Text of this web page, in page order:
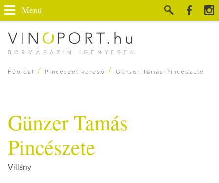
BORMAGAZIN IGÉNYESEN
Menü
Főoldal / Pincészet kereső / Günzer Tamás Pincészete
Günzer Tamás
Pincészete
Villány